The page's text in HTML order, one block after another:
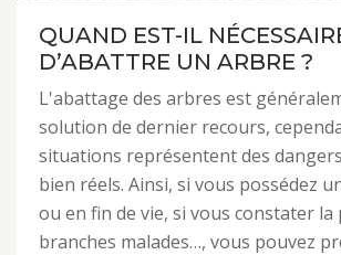
QUAND EST-IL
D’ABATTRE UN ARBRE ?
L'abattage des arbres est
solution de dernier recours,
situations représentent des
bien réels. Ainsi, si vous possédez
ou en fin de vie, si vous constater la
branches malades…, vous pouvez